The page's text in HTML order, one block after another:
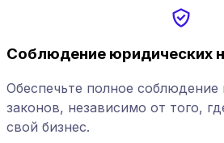
Соблюдение юридических
Обеспечьте полное
законов, независимо от того,
свой бизнес.